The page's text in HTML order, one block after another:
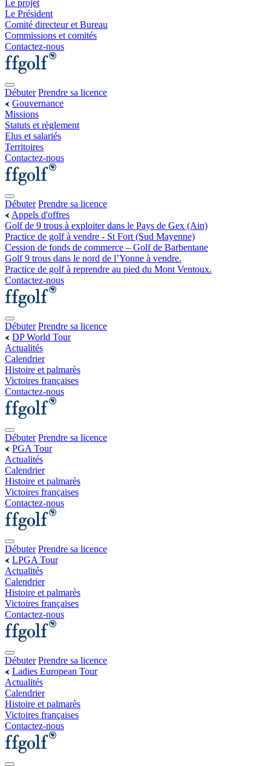
Le projet
Le Président
Comité directeur et Bureau
Commissions et comités
Contactez-nous
Débuter Prendre sa licence
Gouvernance
Missions
Statuts et règlement
Elus et salariés
Territoires
Contactez-nous
Débuter Prendre sa licence
Appels d'offres
Golf de 9 trous à exploiter dans le Pays de Gex (Ain)
Practice de golf à vendre - St Fort (Sud Mayenne)
Cession de fonds de commerce – Golf de Barbentane
Golf 9 trous dans le nord de l’Yonne à vendre.
Practice de golf à reprendre au pied du Mont Ventoux.
Contactez-nous
Débuter Prendre sa licence
DP World Tour
Actualités
Calendrier
Histoire et palmarès
Victoires françaises
Contactez-nous
Débuter Prendre sa licence
PGA Tour
Actualités
Calendrier
Histoire et palmarès
Victoires françaises
Contactez-nous
Débuter Prendre sa licence
LPGA Tour
Actualités
Calendrier
Histoire et palmarès
Victoires françaises
Contactez-nous
Débuter Prendre sa licence
Ladies European Tour
Actualités
Calendrier
Histoire et palmarès
Victoires françaises
Contactez-nous